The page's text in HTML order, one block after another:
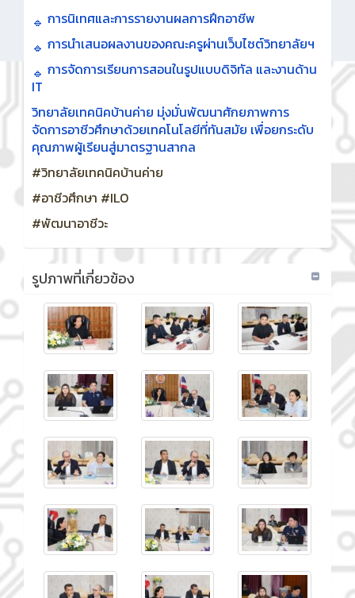
การนิเทศและการรายงานผลการฝึกอาชีพ
การนำเสนอผลงานของคณะครูผ่านเว็บไซต์วิทยาลัยฯ
การจัดการเรียนการสอนในรูปแบบดิจิทัล และงานด้าน
IT
วิทยาลัยเทคนิคบ้านค่าย มุ่งมั่นพัฒนาศักยภาพการ
จัดการอาชีวศึกษาด้วยเทคโนโลยีที่ทันสมัย เพื่อยกระดับ
คุณภาพผู้เรียนสู่มาตรฐานสากล
#วิทยาลัยเทคนิคบ้านค่าย
#อาชีวศึกษา #ILO
#พัฒนาอาชีวะ
รูปภาพที่เกี่ยวข้อง